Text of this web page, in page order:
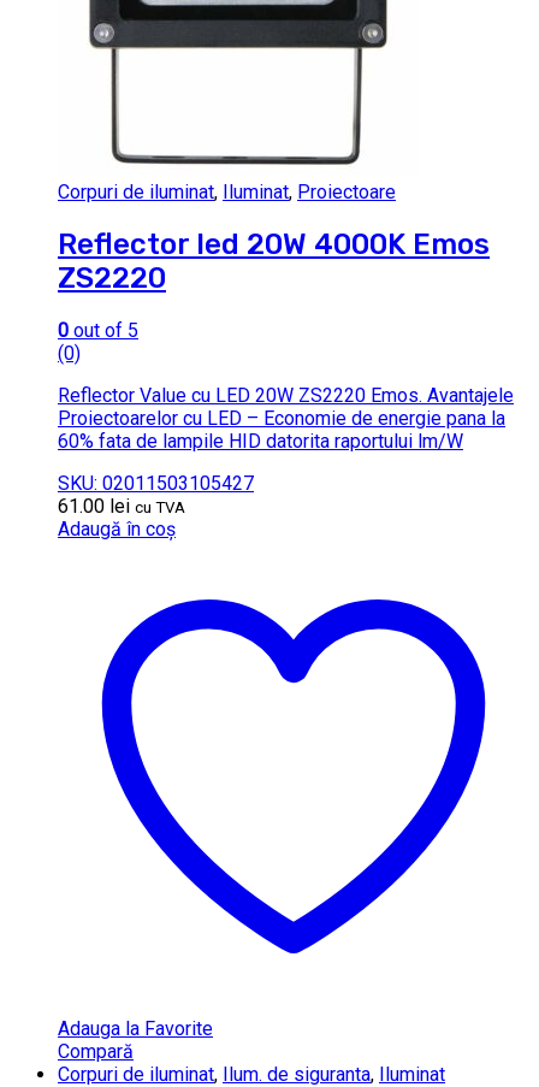
Corpuri de iluminat, Iluminat, Proiectoare
Reflector led 20W 4000K Emos
ZS2220
0 out of 5
(0)
Reflector Value cu LED 20W ZS2220 Emos. Avantajele
Proiectoarelor cu LED – Economie de energie pana la
60% fata de lampile HID datorita raportului lm/W
SKU: 02011503105427
61.00 lei cu TVA
Adaugă în coș
Adauga la Favorite
Compară
Corpuri de iluminat, Ilum. de siguranta, Iluminat